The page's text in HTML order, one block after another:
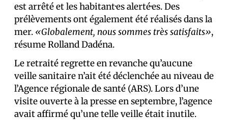
est arrêté et les habitant·es alerté·es. Des
prélèvements ont également été réalisés dans la
mer. «Globalement, nous sommes très satisfaits»,
résume Rolland Dadéna.
Le retraité regrette en revanche qu’aucune
veille sanitaire n’ait été déclenchée au niveau de
l’Agence régionale de santé (ARS). Lors d’une
visite ouverte à la presse en septembre, l’agence
avait affirmé qu’une telle veille était inutile.